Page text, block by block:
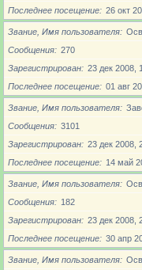
Последнее посещение
26 окт
Звание, Имя пользователя
Сообщения
270
Зарегистрирован
23 дек 2008,
Последнее посещение
01 авг
Звание, Имя пользователя
Сообщения
3101
Зарегистрирован
23 дек 2008,
Последнее посещение
14 май
Звание, Имя пользователя
Сообщения
182
Зарегистрирован
23 дек 2008,
Последнее посещение
30 апр
Звание, Имя пользователя